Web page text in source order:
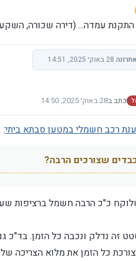
עמדה... (דירה שכורה,
28 באוק׳ 2025, 14:51
כתב ב28 באוק׳ 2025, 14:50
נערך לאחרונה על ידי
רכב חשמלי במטען סבתא ביתי:
שצורכים הרבה?
כ"כ הרבה חשמל ברציפות
זה נדלק ונכבה כל הזמן. בד"כ
כל הזמן את מלוא הצריכה